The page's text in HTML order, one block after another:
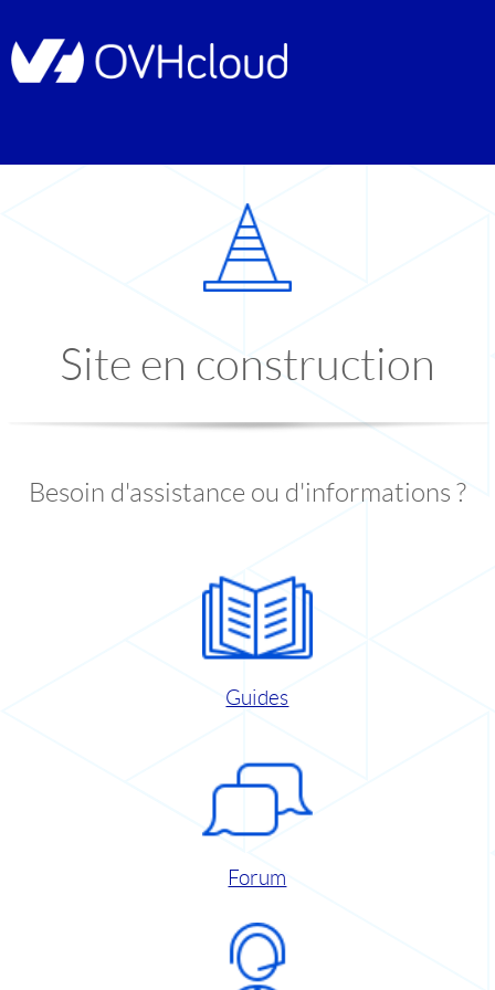
Site en construction
Besoin d'assistance ou d'informations ?
Guides
Forum